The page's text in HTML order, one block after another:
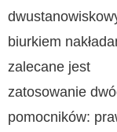
biurkiem
zalecane jest
zatosowanie
pomocników: